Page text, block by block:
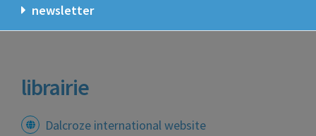
newsletter
librairie
Dalcroze international website